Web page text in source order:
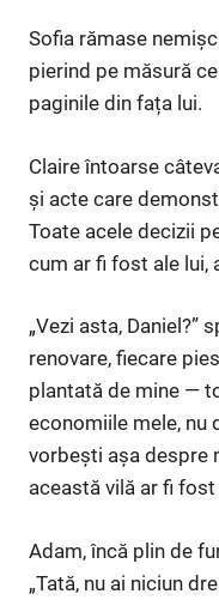
Sofia rămase
pierind pe măsură
paginile din fața lui.
Claire întoarse
și acte care
Toate acele decizii
cum ar fi fost ale lui,
„Vezi asta, Daniel?”
renovare, fiecare
plantată de mine —
economiile mele, nu
vorbești așa despre
această vilă ar fi
Adam, încă plin de
„Tată, nu ai niciun